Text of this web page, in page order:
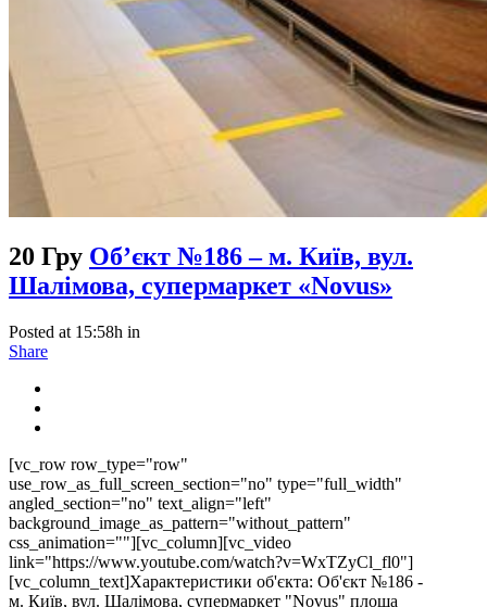
20 Гру Об’єкт №186 – м. Київ, вул.
Шалімова, супермаркет «Novus»
Posted at 15:58h in
Share
[vc_row row_type="row"
use_row_as_full_screen_section="no" type="full_width"
angled_section="no" text_align="left"
background_image_as_pattern="without_pattern"
css_animation=""][vc_column][vc_video
link="https://www.youtube.com/watch?v=WxTZyCl_fl0"]
[vc_column_text]Характеристики об'єкта: Об'єкт №186 -
м. Київ, вул. Шалімова, супермаркет "Novus" площа